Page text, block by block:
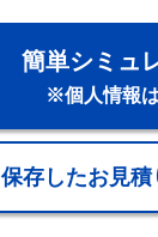
簡単シミュ
※個人情報
保存したお見積